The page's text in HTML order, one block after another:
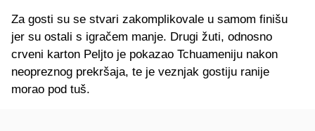
Za gosti su se stvari zakomplikovale u samom finišu
jer su ostali s igračem manje. Drugi žuti, odnosno
crveni karton Peljto je pokazao Tchuameniju nakon
neopreznog prekršaja, te je veznjak gostiju ranije
morao pod tuš.